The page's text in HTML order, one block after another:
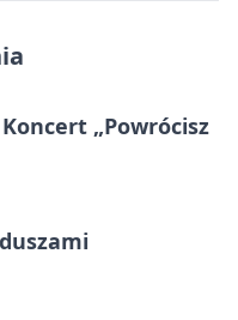
„Powrócisz